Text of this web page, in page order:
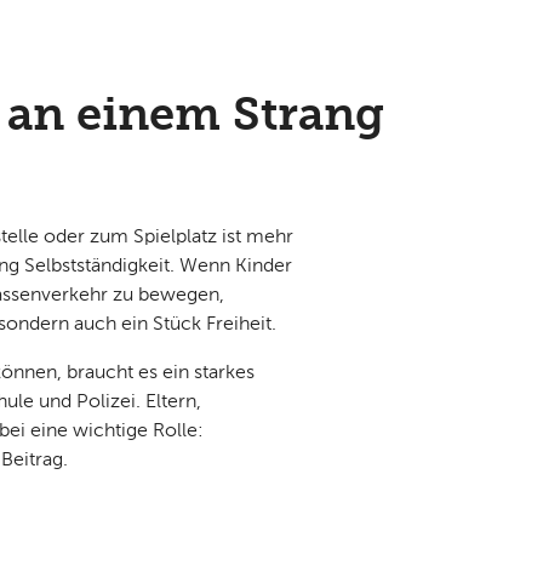
einem Strang
oder zum Spielplatz ist mehr
Selbstständigkeit. Wenn Kinder
zu bewegen,
auch ein Stück Freiheit.
braucht es ein starkes
und Polizei. Eltern,
eine wichtige Rolle: